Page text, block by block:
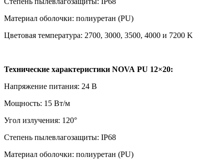
Материал оболочки: полиуретан (PU)
Цветовая температура: 2700, 3000, 3500, 4000 и 7200 K
Технические характеристики NOVA PU 12×20:
Напряжение питания: 24 В
Мощность: 15 Вт/м
Угол излучения: 120°
Степень пылевлагозащиты: IP68
Материал оболочки: полиуретан (PU)